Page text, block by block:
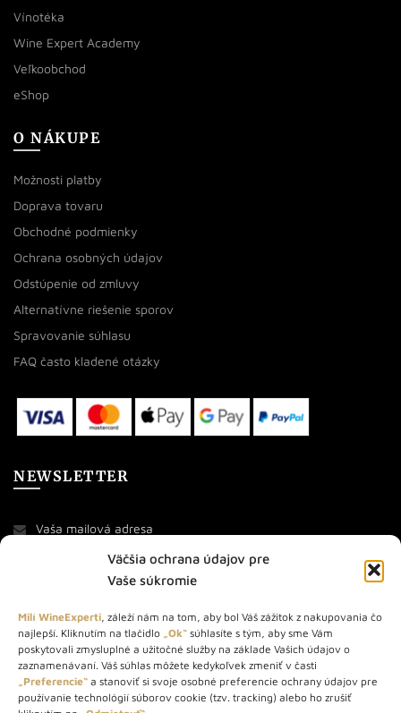
Väčšia ochrana údajov pre
Vaše súkromie
Milí WineExperti, záleží nám na tom, aby bol Váš zážitok z nakupovania čo
najlepší. Kliknutím na tlačidlo „Ok“ súhlasíte s tým, aby sme Vám
poskytovali zmysluplné a užitočné služby na základe Vašich údajov o
zaznamenávaní. Váš súhlas môžete kedykoľvek zmeniť v časti
„Preferencie“ a stanoviť si svoje osobné preferencie ochrany údajov pre
používanie technológií súborov cookie (tzv. tracking) alebo ho zrušiť
Vínotéka
Wine Expert Academy
Veľkoobchod
eShop
O NÁKUPE
Možnosti platby
Doprava tovaru
Obchodné podmienky
Ochrana osobných údajov
Odstúpenie od zmluvy
Alternatívne riešenie sporov
Spravovanie súhlasu
FAQ často kladené otázky
NEWSLETTER
O NÁS
STORE – obchod s vínom a destilátmi od roku 2010. Na našej
webovej stránke predávame viac ako 1000+ značkových